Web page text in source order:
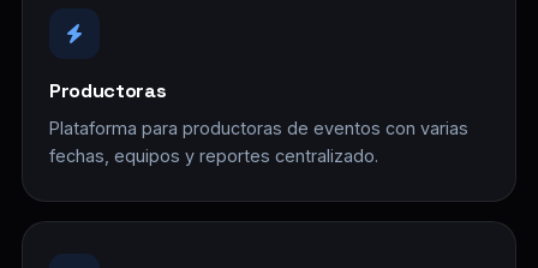
Productoras
Plataforma para productoras de eventos con varias
fechas, equipos y reportes centralizado.